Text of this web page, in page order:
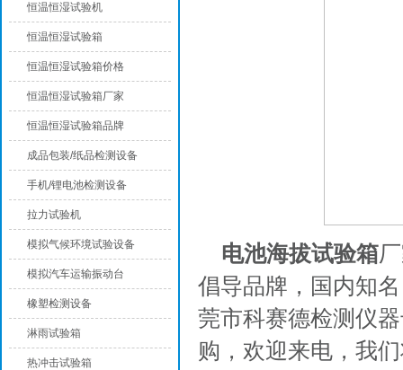
电池海拔试验箱
倡导品牌，国内知
莞市科赛德检测仪
购，欢迎来电，我
恒温恒湿试验机
恒温恒湿试验箱
恒温恒湿试验箱价格
恒温恒湿试验箱厂家
恒温恒湿试验箱品牌
成品包装/纸品检测设备
手机/锂电池检测设备
拉力试验机
模拟气候环境试验设备
模拟汽车运输振动台
橡塑检测设备
淋雨试验箱
热冲击试验箱